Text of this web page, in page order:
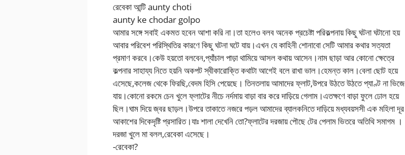
রেবেকা আন্টি aunty choti
aunty ke chodar golpo
আমার সঙ্গে সবাই একমত হবেন আশা করি না।তা হলেও বলব অনেক প্রচেষ্টা পরিকল্পনায় কিছু ঘটনা ঘটানো হয়
আবার পরিবেশ পরিস্থিতির কারণে কিছু ঘটনা ঘটে যায়।এখন যে কাহিনী শোনাবো সেটি আমার কথার সত্যতা
প্রমাণ করবে।কেউ হয়তো বলবেন,প্যাঁচাল পাড়া থামিয়ে আসল কথায় আসেন।নাম ছাড়া আর কোনো ক্ষেত্রে
কল্পনার সাহায্য নিতে হয়নি অকপট স্বীকারোক্তি কথাটা আগেই বলে রাখা ভাল।হেমন্ত কাল।বেলা ছোট হয়ে
এসেছে,কলেজ থেকে ফিরছি,বেদম হিসি পেয়েছে। তিনতলায় আমাদের ফ্লাট,উপরে উঠতে উঠতে প্যাণ্ট না ভিজে
যায়।কোনো রকমে চেন খুলে ফ্লাটের নীচে নর্দমায় বাড়া বার করে দাড়িয়ে গেলাম।এতক্ষণে বাড়া ফুলে ঢোল হয়ে
ছিল।ঘাম দিয়ে জ্বর ছাড়ল।উপরে তাকাতে নজরে পড়ল আমাদের ব্যালকনিতে দাড়িয়ে মধ্যবয়সসী এক মহিলা দূর
আকাশের দিকেদৃষ্টি প্রসারিত।যাঃ শালা দেখেনি তো?ফ্লাটের দরজায় পৌছে টের পেলাম ভিতরে অতিথি সমাগম ।
দরজা খুলে মা বলল,রেবেকা এসেছে।
-রেবেকা?